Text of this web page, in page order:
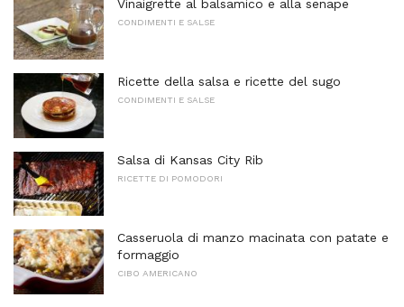
Vinaigrette al balsamico e alla senape
CONDIMENTI E SALSE
Ricette della salsa e ricette del sugo
CONDIMENTI E SALSE
Salsa di Kansas City Rib
RICETTE DI POMODORI
Casseruola di manzo macinata con patate e
formaggio
CIBO AMERICANO